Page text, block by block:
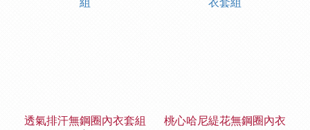
透氣排汗無鋼圈內衣套組
桃心哈尼緹花無鋼圈內衣